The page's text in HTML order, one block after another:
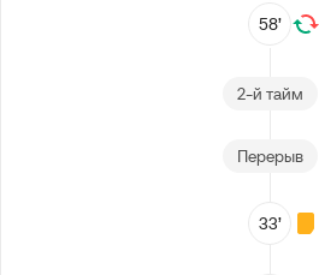
58’
2-й тайм
Перерыв
33’